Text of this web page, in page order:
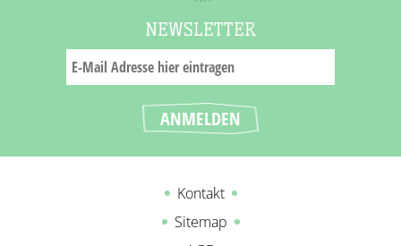
NEWSLETTER
Kontakt
Sitemap